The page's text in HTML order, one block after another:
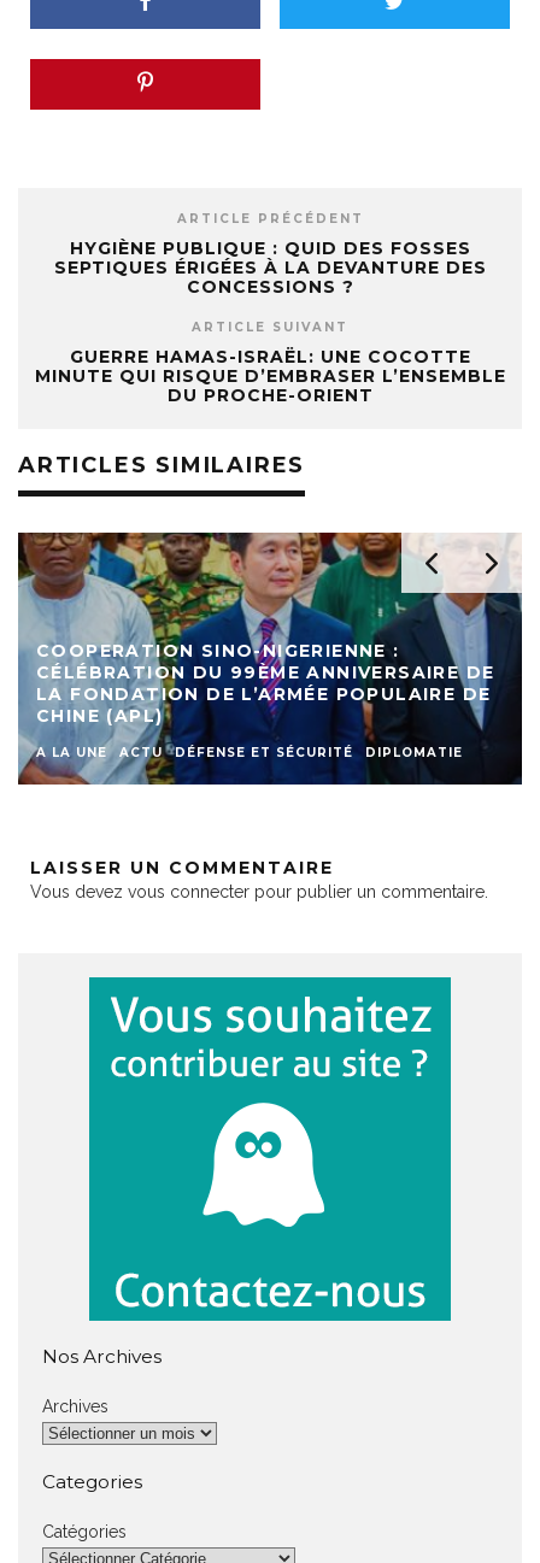
ARTICLE PRÉCÉDENT
HYGIÈNE PUBLIQUE : QUID DES FOSSES
SEPTIQUES ÉRIGÉES À LA DEVANTURE DES
CONCESSIONS ?
ARTICLE SUIVANT
GUERRE HAMAS-ISRAËL: UNE COCOTTE
MINUTE QUI RISQUE D’EMBRASER L’ENSEMBLE
DU PROCHE-ORIENT
ARTICLES SIMILAIRES
DEUXIEME EDITION DU FORUM DE LA
DIASPORA NIGERIENNE : LA 9ÈME RÉGION
DU NIGER UN VÉRITABLE PILIER POUR LA
REFONDATION
A LA UNE ACTU DIASPORA
DIPLOMATIE
INTERNATIONAL
SOCIETE
LAISSER UN COMMENTAIRE
Vous devez vous connecter pour publier un commentaire.
Nos Archives
Archives
Categories
Catégories